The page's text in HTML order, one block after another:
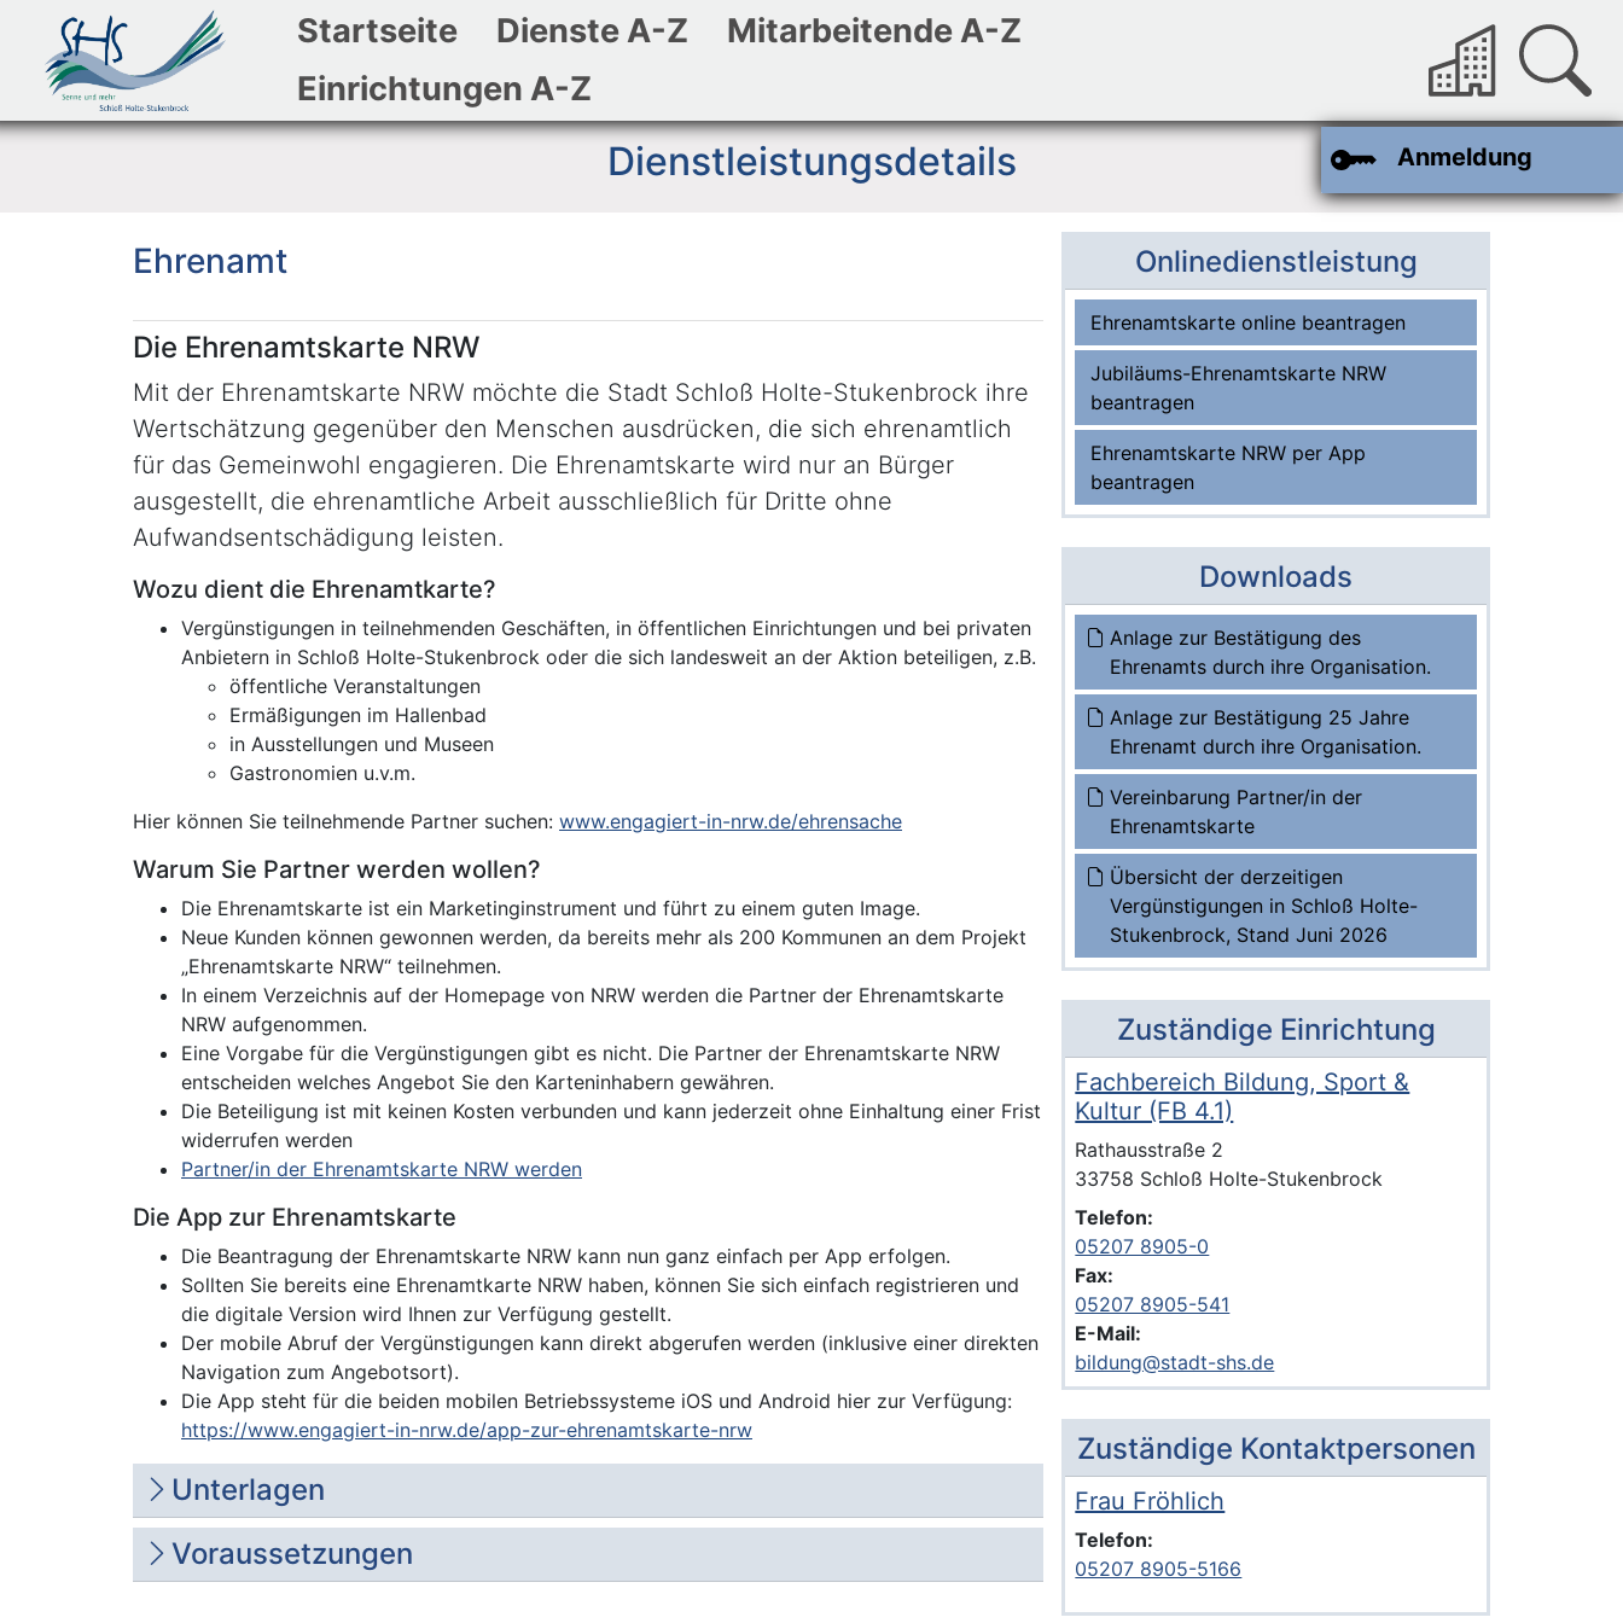
Zum Header
Zum Hauptinhalt
Zum Footer
Startseite Dienste A-Z
Mitarbeitende A-Z
Einrichtungen A-Z
Anmeldung
Dienstleistungsdetails
Ehrenamt
Kurzbeschreibung
Die Ehrenamtskarte NRW
Mit der Ehrenamtskarte NRW möchte die Stadt Schloß Holte-Stukenbrock ihre
Wertschätzung gegenüber den Menschen ausdrücken, die sich ehrenamtlich
für das Gemeinwohl engagieren. Die Ehrenamtskarte wird nur an Bürger
ausgestellt, die ehrenamtliche Arbeit ausschließlich für Dritte ohne
Aufwandsentschädigung leisten.
Beschreibung
Wozu dient die Ehrenamtkarte?
Vergünstigungen in teilnehmenden Geschäften, in öffentlichen Einrichtungen und bei privaten
Anbietern in Schloß Holte-Stukenbrock oder die sich landesweit an der Aktion beteiligen, z.B.
öffentliche Veranstaltungen
Ermäßigungen im Hallenbad
in Ausstellungen und Museen
Gastronomien u.v.m.
Hier können Sie teilnehmende Partner suchen: www.engagiert-in-nrw.de/ehrensache
Warum Sie Partner werden wollen?
Die Ehrenamtskarte ist ein Marketinginstrument und führt zu einem guten Image.
Neue Kunden können gewonnen werden, da bereits mehr als 200 Kommunen an dem Projekt
„Ehrenamtskarte NRW“ teilnehmen.
In einem Verzeichnis auf der Homepage von NRW werden die Partner der Ehrenamtskarte
NRW aufgenommen.
Eine Vorgabe für die Vergünstigungen gibt es nicht. Die Partner der Ehrenamtskarte NRW
entscheiden welches Angebot Sie den Karteninhabern gewähren.
Die Beteiligung ist mit keinen Kosten verbunden und kann jederzeit ohne Einhaltung einer Frist
widerrufen werden
Partner/in der Ehrenamtskarte NRW werden
Die App zur Ehrenamtskarte
Die Beantragung der Ehrenamtskarte NRW kann nun ganz einfach per App erfolgen.
Sollten Sie bereits eine Ehrenamtkarte NRW haben, können Sie sich einfach registrieren und
die digitale Version wird Ihnen zur Verfügung gestellt.
Der mobile Abruf der Vergünstigungen kann direkt abgerufen werden (inklusive einer direkten
Navigation zum Angebotsort).
Die App steht für die beiden mobilen Betriebssysteme iOS und Android hier zur Verfügung:
https://www.engagiert-in-nrw.de/app-zur-ehrenamtskarte-nrw
Unterlagen
Voraussetzungen
Onlinedienstleistung
Ohne Anmeldung im Portal nutzbar
Ehrenamtskarte online beantragen
Jubiläums-Ehrenamtskarte NRW
beantragen
Ehrenamtskarte NRW per App
beantragen
Downloads
Anlage zur Bestätigung des
Ehrenamts durch ihre Organisation.
Anlage zur Bestätigung 25 Jahre
Ehrenamt durch ihre Organisation.
Vereinbarung Partner/in der
Ehrenamtskarte
Übersicht der derzeitigen
Vergünstigungen in Schloß Holte-
Stukenbrock, Stand Juni 2026
Zuständige Einrichtung
Name der Einrichtung
Fachbereich Bildung, Sport &
Kultur (FB 4.1)
Anschrift der Einrichtung
Strasse und Hausnummer
Rathausstraße 2
PLZ und Ort
33758 Schloß Holte-Stukenbrock
Telefon:
05207 8905-0
Fax:
05207 8905-541
E-Mail:
bildung@stadt-shs.de
Zuständige Kontaktpersonen
Beschreibung der zuständigen KontaktpersonFrau Fröhlich
Voller Name:
Frau Fröhlich
Telefon:
05207 8905-5166